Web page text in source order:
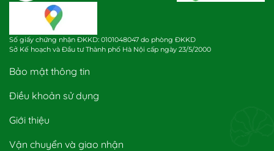
Số giấy chứng nhận ĐKKD: 0101048047 do phòng ĐKKD
Sở Kế hoạch và Đầu tư Thành phố Hà Nội cấp ngày 23/5/2000
Bảo mật thông tin
Điều khoản sử dụng
Giới thiệu
Vận chuyển và giao nhận